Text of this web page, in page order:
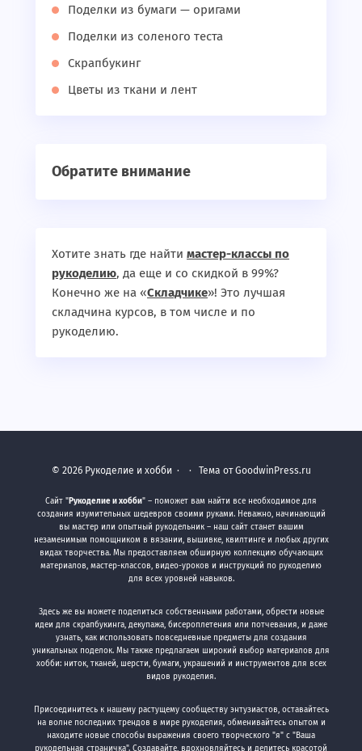
Поделки из бумаги — оригами
Поделки из соленого теста
Скрапбукинг
Цветы из ткани и лент
Обратите внимание
Хотите знать где найти мастер-классы по
рукоделию, да еще и со скидкой в 99%?
Конечно же на «Складчике»! Это лучшая
складчина курсов, в том числе и по
рукоделию.
© 2026 Рукоделие и хобби · · Тема от GoodwinPress.ru
Сайт "Рукоделие и хобби" – поможет вам найти все необходимое для
создания изумительных шедевров своими руками. Неважно, начинающий
вы мастер или опытный рукодельник – наш сайт станет вашим
незаменимым помощником в вязании, вышивке, квилтинге и любых других
видах творчества. Мы предоставляем обширную коллекцию обучающих
материалов, мастер-классов, видео-уроков и инструкций по рукоделию
для всех уровней навыков.
Здесь же вы можете поделиться собственными работами, обрести новые
идеи для скрапбукинга, декупажа, бисероплетения или потчевания, и даже
узнать, как использовать повседневные предметы для создания
уникальных поделок. Мы также предлагаем широкий выбор материалов для
хобби: ниток, тканей, шерсти, бумаги, украшений и инструментов для всех
видов рукоделия.
Присоединитесь к нашему растущему сообществу энтузиастов, оставайтесь
на волне последних трендов в мире рукоделия, обменивайтесь опытом и
находите новые способы выражения своего творческого "я" с "Ваша
рукодельная страничка". Создавайте, вдохновляйтесь и делитесь красотой